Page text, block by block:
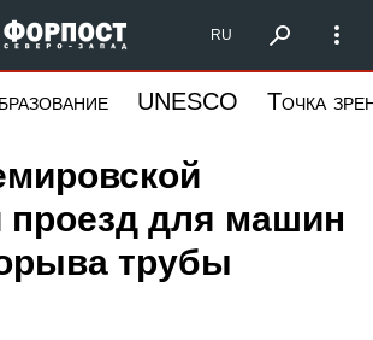
Форпост Северо-Запад
RU
UNESCO Точка
проезд для машин
трубы